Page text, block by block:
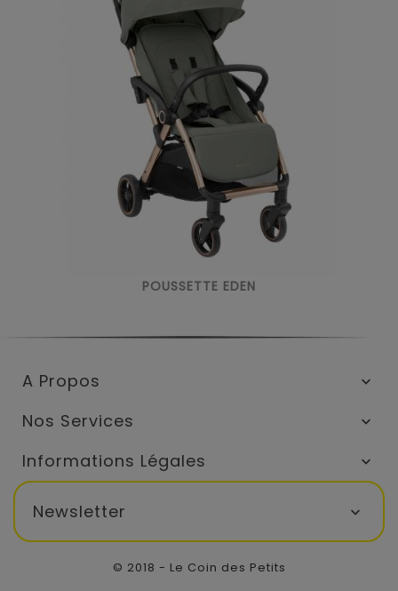
POUSSETTE EDEN
A Propos 
Nos Services 
Informations Légales 
Newsletter 
© 2018 - Le Coin des Petits